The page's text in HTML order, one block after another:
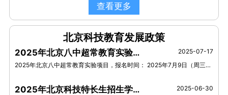
查看更多
北京科技教育发展政策
2025年北京八中超常教育实验项目招生简章
2025-07-17
2025年北京八中超常教育实验项目，报名时间： 2025年7月9日（周三）上午8:00至2025年7月11日（周五）下午17:00
2025年北京科技特长生招生学校有哪些？
2025-06-30